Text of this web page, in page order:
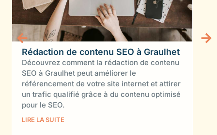
Rédaction de contenu SEO à Graulhet
Découvrez comment la rédaction de contenu
SEO à Graulhet peut améliorer le
référencement de votre site internet et attirer
un trafic qualifié grâce à du contenu optimisé
pour le SEO.
LIRE LA SUITE